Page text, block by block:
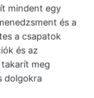
mindent egy
és a
a csapatok
és az
meg
dolgokra